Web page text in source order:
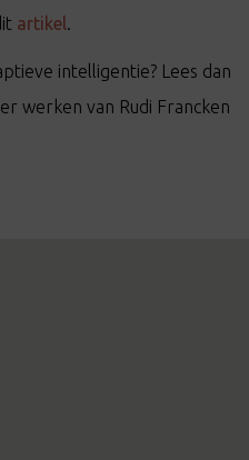
artikel .
intelligentie? Lees dan
werken van Rudi Francken